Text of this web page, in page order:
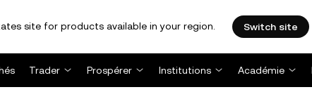
site for products available in your region. Switch site
Trader Prospérer Institutions Académie